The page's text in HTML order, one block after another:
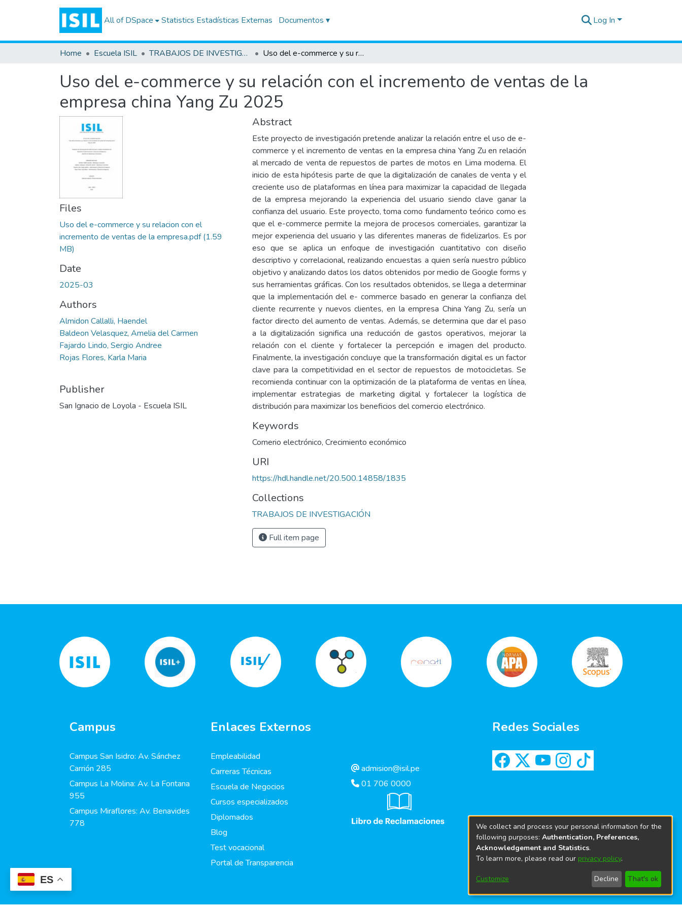
ES
All of DSpace Statistics Estadísticas Externas Documentos ▾ Log In
Home Escuela ISIL TRABAJOS DE INVESTIGACIÓN Uso del e-commerce y su relación con el incremento de ventas de la empresa china Yang Zu 2025
Uso del e-commerce y su relación con el incremento de ventas de la
empresa china Yang Zu 2025
Files
Uso del e-commerce y su relacion con el
incremento de ventas de la empresa.pdf(1.59
MB)
Date
2025-03
Authors
Almidon Callalli, Haendel
Baldeon Velasquez, Amelia del Carmen
Fajardo Lindo, Sergio Andree
Rojas Flores, Karla Maria
Publisher
San Ignacio de Loyola - Escuela ISIL
Abstract
Este proyecto de investigación pretende analizar la relación entre el uso de e-
commerce y el incremento de ventas en la empresa china Yang Zu en relación
al mercado de venta de repuestos de partes de motos en Lima moderna. El
inicio de esta hipótesis parte de que la digitalización de canales de venta y el
creciente uso de plataformas en línea para maximizar la capacidad de llegada
de la empresa mejorando la experiencia del usuario siendo clave ganar la
confianza del usuario. Este proyecto, toma como fundamento teórico como es
que el e-commerce permite la mejora de procesos comerciales, garantizar la
mejor experiencia del usuario y las diferentes maneras de fidelizarlos. Es por
eso que se aplica un enfoque de investigación cuantitativo con diseño
descriptivo y correlacional, realizando encuestas a quien sería nuestro público
objetivo y analizando datos los datos obtenidos por medio de Google forms y
sus herramientas gráficas. Con los resultados obtenidos, se llega a determinar
que la implementación del e- commerce basado en generar la confianza del
cliente recurrente y nuevos clientes, en la empresa China Yang Zu, sería un
factor directo del aumento de ventas. Además, se determina que dar el paso
a la digitalización significa una reducción de gastos operativos, mejorar la
relación con el cliente y fortalecer la percepción e imagen del producto.
Finalmente, la investigación concluye que la transformación digital es un factor
clave para la competitividad en el sector de repuestos de motocicletas. Se
recomienda continuar con la optimización de la plataforma de ventas en línea,
implementar estrategias de marketing digital y fortalecer la logística de
distribución para maximizar los beneficios del comercio electrónico.
Keywords
Comerio electrónico, Crecimiento económico
URI
https://hdl.handle.net/20.500.14858/1835
Collections
TRABAJOS DE INVESTIGACIÓN
Full item page
Campus
Campus San Isidro: Av. Sánchez
Carrión 285
Campus La Molina: Av. La Fontana
955
Campus Miraflores: Av. Benavides
778
Enlaces Externos
Empleabilidad
Carreras Técnicas
Escuela de Negocios
Cursos especializados
Diplomados
Blog
Test vocacional
Portal de Transparencia
admision@isil.pe
01 706 0000
Redes Sociales
We collect and process your personal information for the
following purposes: Authentication, Preferences,
Acknowledgement and Statistics.
To learn more, please read our privacy policy.
Customize Decline That's ok